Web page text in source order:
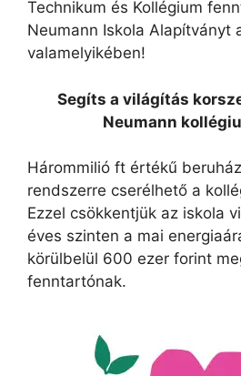
Technikum és Kollégium
Neumann Iskola Alapítványt
valamelyikében!
Segíts a világítás
Neumann
Hárommilió ft értékű
rendszerre cserélhető a
Ezzel csökkentjük az iskola
éves szinten a mai
körülbelül 600 ezer forint
fenntartónak.